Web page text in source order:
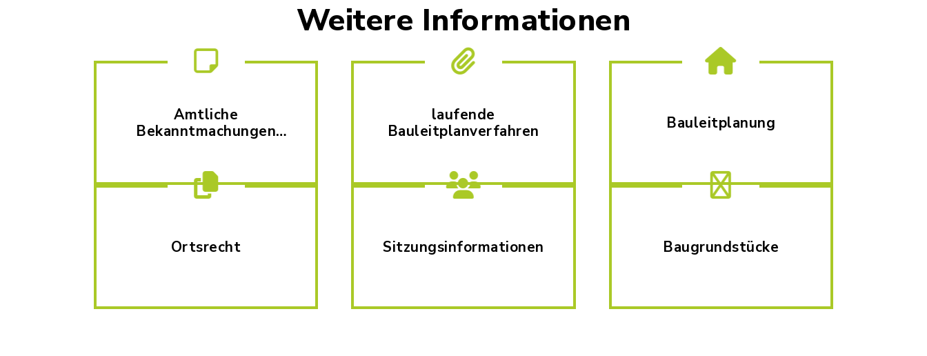
Weitere Informationen
Amtliche
Bekanntmachungen
laufende
Bauleitplanverfahren
Bauleitplanung
Ortsrecht Sitzungsinformationen Baugrundstücke